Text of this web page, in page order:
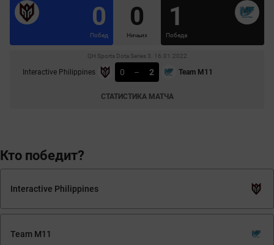
Кто победит?
Interactive Philippines
Team M11
0
Побед
0
Ничьих
1
Победа
QH Sports Dota Series 3. 16.01.2022
Interactive Philippines 0 – 2 Team M11
СТАТИСТИКА МАТЧА